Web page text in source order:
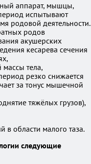
аппарат, мышцы,
испытывают
родовой деятельности.
родов
акушерских
кесарева сечения
тела,
резко снижается
за тонус мышечной
тяжёлых грузов),
в области малого таза.
следующие